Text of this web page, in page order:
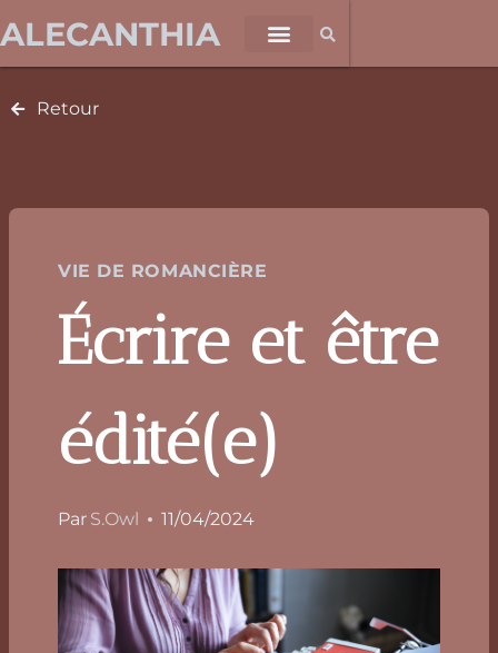
ALECANTHIA
Retour
VIE DE ROMANCIÈRE
Écrire et être
édité(e)
Par S.Owl 11/04/2024